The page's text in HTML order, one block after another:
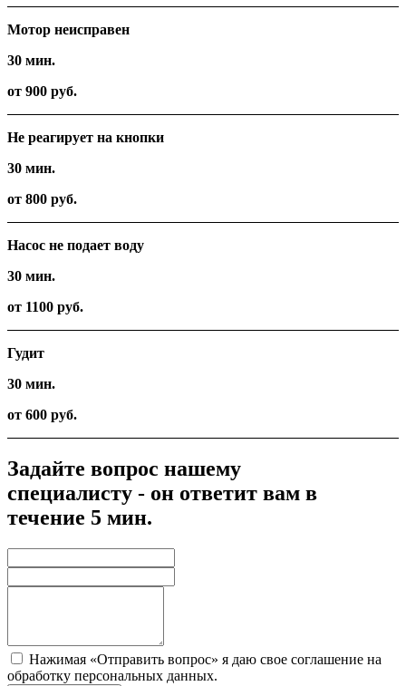
Мотор неисправен
30 мин.
от 900 руб.
Не реагирует на кнопки
30 мин.
от 800 руб.
Насос не подает воду
30 мин.
от 1100 руб.
Гудит
30 мин.
от 600 руб.
Задайте вопрос нашему
специалисту - он ответит вам в
течение 5 мин.
Нажимая «Отправить вопрос» я даю свое соглашение на
обработку персональных данных.